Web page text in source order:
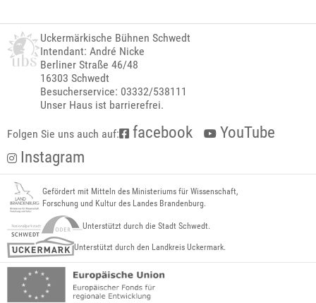
Uckermärkische Bühnen Schwedt
Intendant: André Nicke
Berliner Straße 46/48
16303 Schwedt
Besucherservice: 03332/538111
Unser Haus ist barrierefrei.
Folgen Sie uns auch auf: facebook
YouTube
Instagram
Gefördert mit Mitteln des Ministeriums für Wissenschaft,
Forschung und Kultur des Landes Brandenburg.
Unterstützt durch die Stadt Schwedt.
Unterstützt durch den Landkreis Uckermark.